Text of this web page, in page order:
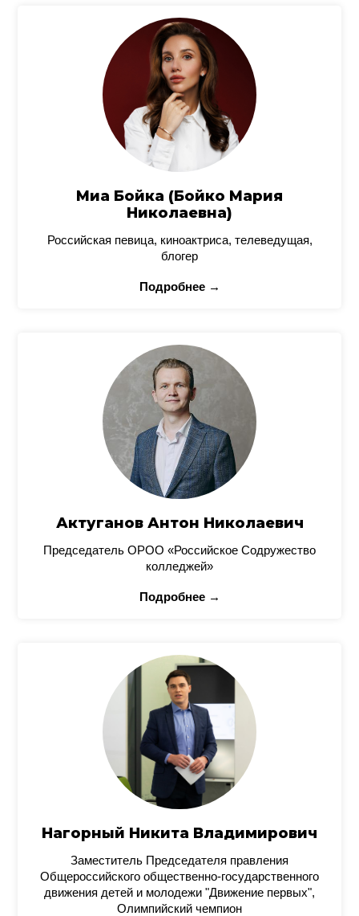
Миа Бойка (Бойко Мария
Николаевна)
Российская певица, киноактриса, телеведущая,
блогер
Подробнее →
Актуганов Антон Николаевич
Председатель ОРОО «Российское Содружество
колледжей»
Подробнее →
Нагорный Никита Владимирович
Заместитель Председателя правления
Общероссийского общественно-государственного
движения детей и молодежи "Движение первых",
Олимпийский чемпион